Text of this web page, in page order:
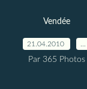
Vendée
21.04.2010
Par 365 Photos